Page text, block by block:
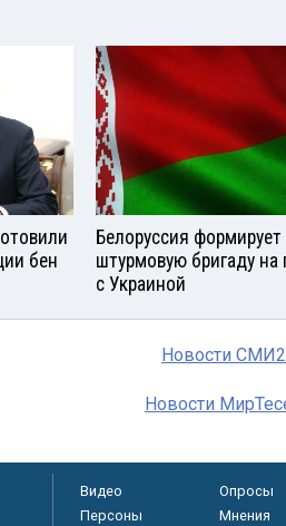
бен
Белоруссия формирует
штурмовую бригаду на
с Украиной
Новости СМИ2
Новости
Видео Опросы
Персоны
Мнения